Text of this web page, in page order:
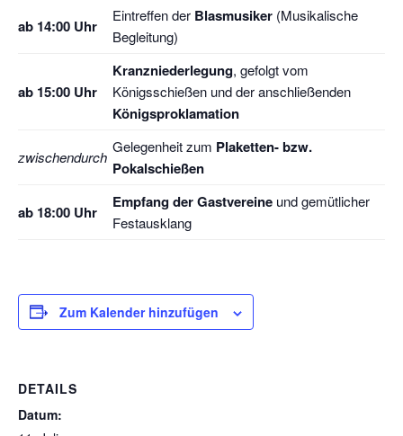
ab 14:00 Uhr
Eintreffen der Blasmusiker (Musikalische
Begleitung)
ab 15:00 Uhr
Kranzniederlegung, gefolgt vom
Königsschießen und der anschließenden
Königsproklamation
zwischendurch
Gelegenheit zum Plaketten- bzw.
Pokalschießen
ab 18:00 Uhr
Empfang der Gastvereine und gemütlicher
Festausklang
Zum Kalender hinzufügen
DETAILS
Datum: